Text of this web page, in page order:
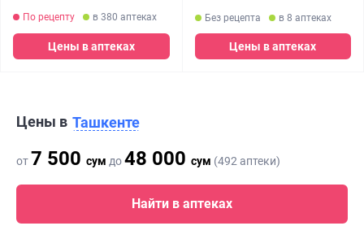
По рецепту в 380 аптеках
Цены в аптеках
Без рецепта в 8 аптеках
Цены в аптеках
Цены в Ташкенте
от7 500 сум до48 000 сум (492 аптеки)
Найти в аптеках